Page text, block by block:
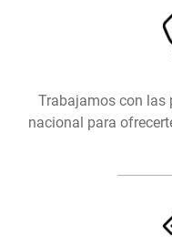
Trabajamos con las
nacional para